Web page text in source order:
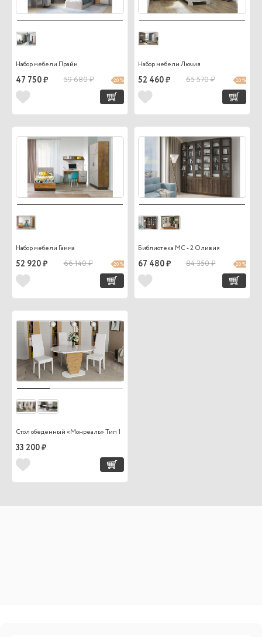
Набор мебели Прайм
47 750 ₽ 59 680 ₽ 20 %
Набор мебели Лючия
52 460 ₽ 65 570 ₽ 20 %
Набор мебели Гамма
52 920 ₽ 66 140 ₽ 20 %
Библиотека МС - 2 Оливия
67 480 ₽ 84 350 ₽ 20 %
Стол обеденный «Монреаль» Тип 1
33 200 ₽